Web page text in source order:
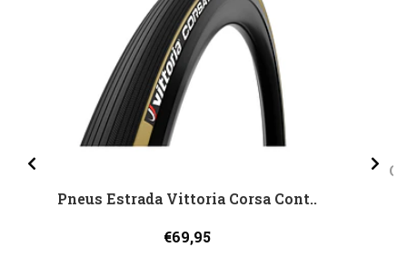
Pneus Estrada Vittoria Corsa Cont..
€69,95